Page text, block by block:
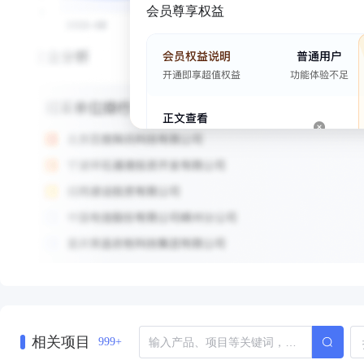
会员尊享权益
相关项目 999+